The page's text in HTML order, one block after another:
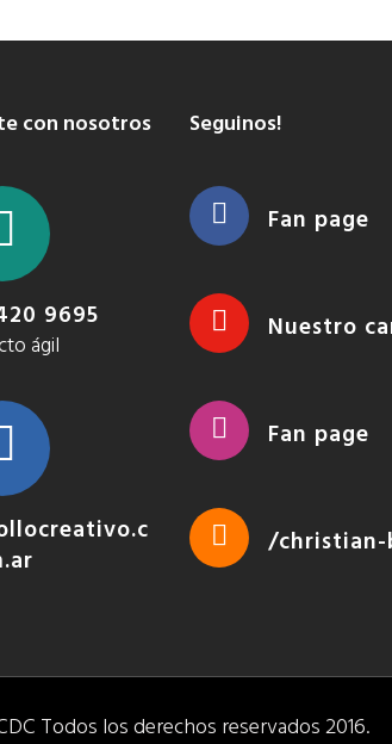
con nosotros
9695
ágil
Seguinos!
Fan page
Nuestro
Fan page
/christian-
Todos los derechos reservados 2016.